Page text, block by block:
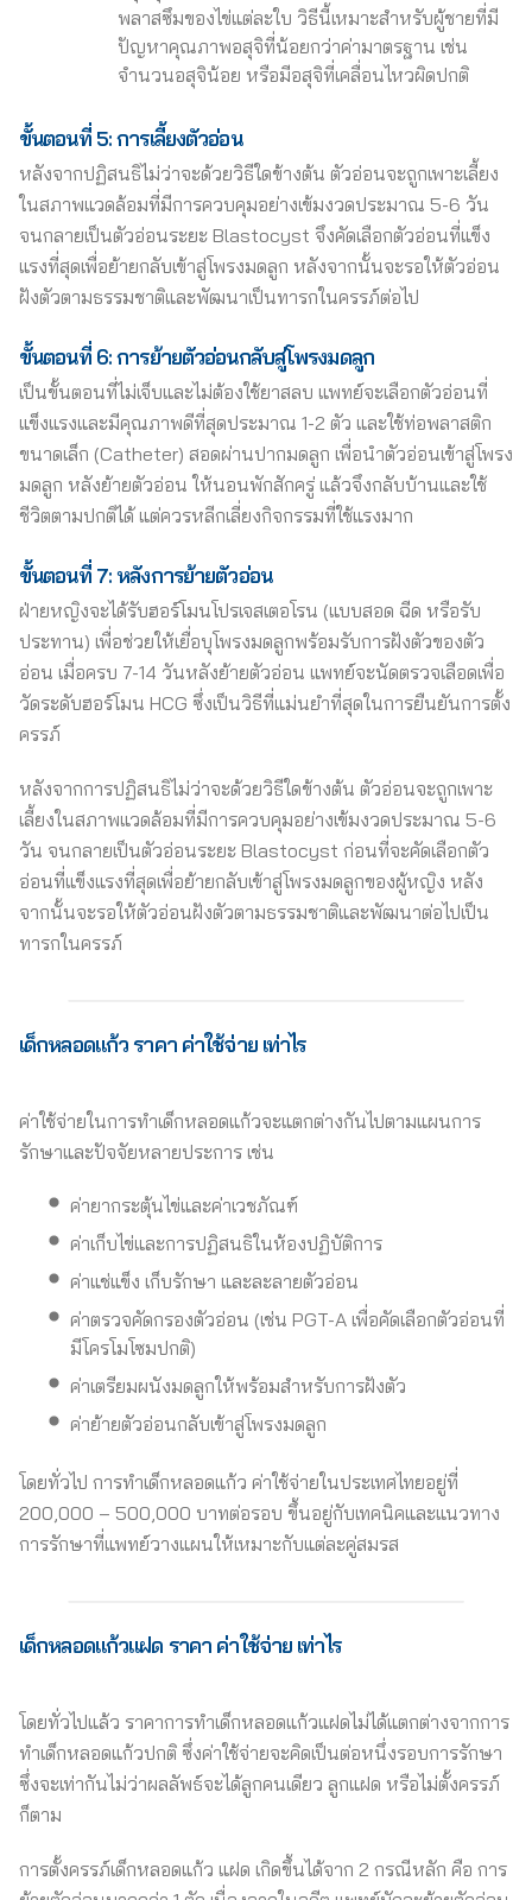
พลาสซึมของไข่แต่ละใบ วิธีนี้เหมาะสำหรับผู้ชายที่มี
ปัญหาคุณภาพอสุจิที่น้อยกว่าค่ามาตรฐาน เช่น
จำนวนอสุจิน้อย หรือมีอสุจิที่เคลื่อนไหวผิดปกติ
ขั้นตอนที่ 5: การเลี้ยงตัวอ่อน
หลังจากปฏิสนธิไม่ว่าจะด้วยวิธีใดข้างต้น ตัวอ่อนจะถูกเพาะเลี้ยง
ในสภาพแวดล้อมที่มีการควบคุมอย่างเข้มงวดประมาณ 5-6 วัน
จนกลายเป็นตัวอ่อนระยะ Blastocyst จึงคัดเลือกตัวอ่อนที่แข็ง
แรงที่สุดเพื่อย้ายกลับเข้าสู่โพรงมดลูก หลังจากนั้นจะรอให้ตัวอ่อน
ฝังตัวตามธรรมชาติและพัฒนาเป็นทารกในครรภ์ต่อไป
ขั้นตอนที่ 6: การย้ายตัวอ่อนกลับสู่โพรงมดลูก
เป็นขั้นตอนที่ไม่เจ็บและไม่ต้องใช้ยาสลบ แพทย์จะเลือกตัวอ่อนที่
แข็งแรงและมีคุณภาพดีที่สุดประมาณ 1-2 ตัว และใช้ท่อพลาสติก
ขนาดเล็ก (Catheter) สอดผ่านปากมดลูก เพื่อนำตัวอ่อนเข้าสู่โพรง
มดลูก หลังย้ายตัวอ่อน ให้นอนพักสักครู่ แล้วจึงกลับบ้านและใช้
ชีวิตตามปกติได้ แต่ควรหลีกเลี่ยงกิจกรรมที่ใช้แรงมาก
ขั้นตอนที่ 7: หลังการย้ายตัวอ่อน
ฝ่ายหญิงจะได้รับฮอร์โมนโปรเจสเตอโรน (แบบสอด ฉีด หรือรับ
ประทาน) เพื่อช่วยให้เยื่อบุโพรงมดลูกพร้อมรับการฝังตัวของตัว
อ่อน เมื่อครบ 7-14 วันหลังย้ายตัวอ่อน แพทย์จะนัดตรวจเลือดเพื่อ
วัดระดับฮอร์โมน HCG ซึ่งเป็นวิธีที่แม่นยำที่สุดในการยืนยันการตั้ง
ครรภ์
หลังจากการปฏิสนธิไม่ว่าจะด้วยวิธีใดข้างต้น ตัวอ่อนจะถูกเพาะ
เลี้ยงในสภาพแวดล้อมที่มีการควบคุมอย่างเข้มงวดประมาณ 5-6
วัน จนกลายเป็นตัวอ่อนระยะ Blastocyst ก่อนที่จะคัดเลือกตัว
อ่อนที่แข็งแรงที่สุดเพื่อย้ายกลับเข้าสู่โพรงมดลูกของผู้หญิง หลัง
จากนั้นจะรอให้ตัวอ่อนฝังตัวตามธรรมชาติและพัฒนาต่อไปเป็น
ทารกในครรภ์
เด็กหลอดแก้ว ราคาค่าใช้จ่ายเท่าไร
ค่าใช้จ่ายในการทำเด็กหลอดแก้วจะแตกต่างกันไปตามแผนการ
รักษาและปัจจัยหลายประการ เช่น
ค่ายากระตุ้นไข่และค่าเวชภัณฑ์
ค่าเก็บไข่และการปฏิสนธิในห้องปฏิบัติการ
ค่าแช่แข็ง เก็บรักษา และละลายตัวอ่อน
ค่าตรวจคัดกรองตัวอ่อน (เช่น PGT-A เพื่อคัดเลือกตัวอ่อนที่
มีโครโมโซมปกติ)
ค่าเตรียมผนังมดลูกให้พร้อมสำหรับการฝังตัว
ค่าย้ายตัวอ่อนกลับเข้าสู่โพรงมดลูก
โดยทั่วไป การทำเด็กหลอดแก้ว ค่าใช้จ่ายในประเทศไทยอยู่ที่
200,000 – 500,000 บาทต่อรอบ ขึ้นอยู่กับเทคนิคและแนวทาง
การรักษาที่แพทย์วางแผนให้เหมาะกับแต่ละคู่สมรส
เด็กหลอดแก้วแฝด ราคา ค่าใช้จ่าย เท่าไร
โดยทั่วไปแล้ว ราคาการทำเด็กหลอดแก้วแฝดไม่ได้แตกต่างจากการ
ทำเด็กหลอดแก้วปกติ ซึ่งค่าใช้จ่ายจะคิดเป็นต่อหนึ่งรอบการรักษา
ซึ่งจะเท่ากันไม่ว่าผลลัพธ์จะได้ลูกคนเดียว ลูกแฝด หรือไม่ตั้งครรภ์
ก็ตาม
การตั้งครรภ์เด็กหลอดแก้ว แฝด เกิดขึ้นได้จาก 2 กรณีหลัก คือ การ